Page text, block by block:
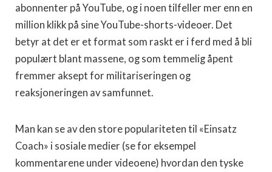
abonnenter på YouTube, og i noen tilfeller mer enn en
million klikk på sine YouTube-shorts-videoer. Det
betyr at det er et format som raskt er i ferd med å bli
populært blant massene, og som temmelig åpent
fremmer aksept for militariseringen og
reaksjoneringen av samfunnet.
Man kan se av den store populariteten til «Einsatz
Coach» i sosiale medier (se for eksempel
kommentarene under videoene) hvordan den tyske